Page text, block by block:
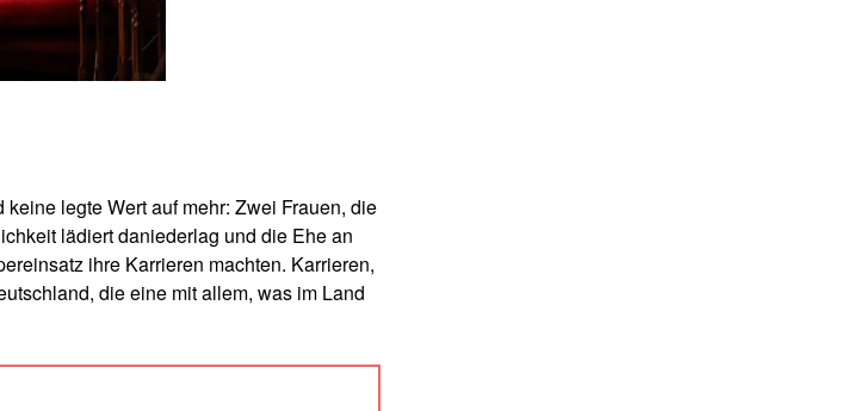
legte Wert auf mehr: Zwei Frauen, die
lädiert daniederlag und die Ehe an
ihre Karrieren machten. Karrieren,
die eine mit allem, was im Land